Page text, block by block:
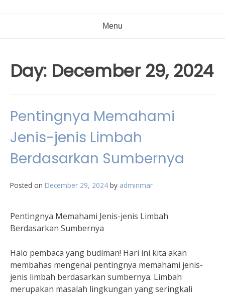
Menu
Day: December 29, 2024
Pentingnya Memahami
Jenis-jenis Limbah
Berdasarkan Sumbernya
Posted on December 29, 2024 by adminmar
Pentingnya Memahami Jenis-jenis Limbah
Berdasarkan Sumbernya
Halo pembaca yang budiman! Hari ini kita akan
membahas mengenai pentingnya memahami jenis-
jenis limbah berdasarkan sumbernya. Limbah
merupakan masalah lingkungan yang seringkali